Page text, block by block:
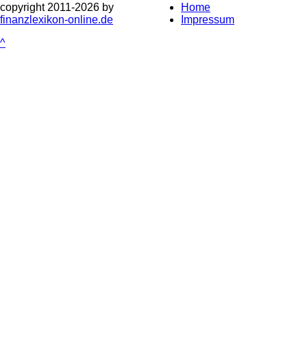
copyright 2011-2026 by
finanzlexikon-online.de
Home
Impressum
^